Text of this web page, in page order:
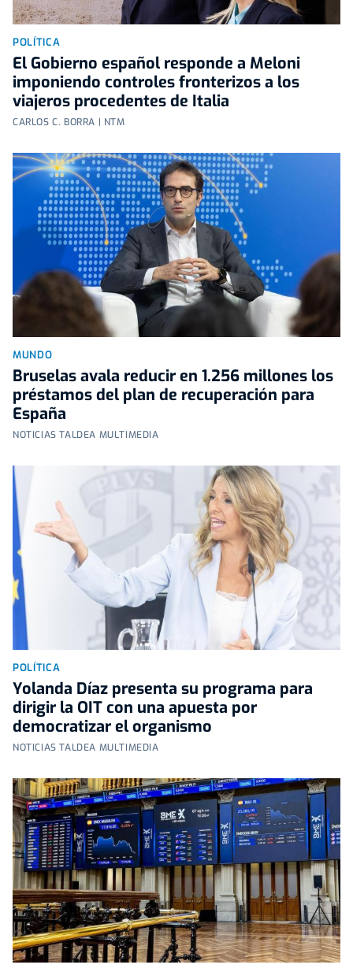
POLÍTICA
El Gobierno español responde a Meloni
imponiendo controles fronterizos a los
viajeros procedentes de Italia
CARLOS C. BORRA | NTM
MUNDO
Bruselas avala reducir en 1.256 millones los
préstamos del plan de recuperación para
España
NOTICIAS TALDEA MULTIMEDIA
POLÍTICA
Yolanda Díaz presenta su programa para
dirigir la OIT con una apuesta por
democratizar el organismo
NOTICIAS TALDEA MULTIMEDIA